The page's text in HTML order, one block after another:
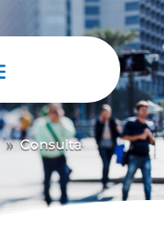
9 Consulta